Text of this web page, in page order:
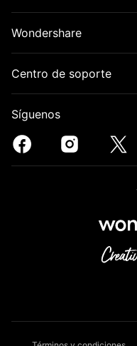
Wondershare
Centro de soporte
Síguenos